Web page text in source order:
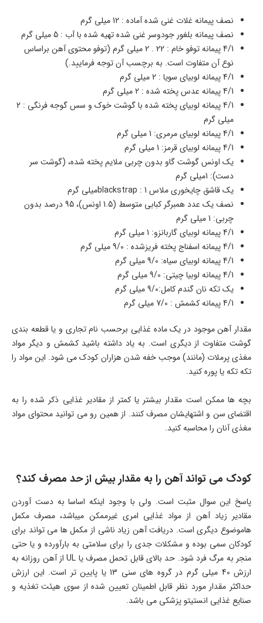
نصف پیمانه غلات غنی شده آماده : 12 میلی گرم
نصف پیمانه بلغور جودوسر غنی شده تهیه شده با آب : 5 میلی گرم
4/1 پیمانه توفو خام : 22 . 2 میلی گرم (توفو محتوی آهن براساس
نوع آن متفاوت است. به برچسب آن توجه فرمایید.)
4/1 پیمانه لوبیای سویا : 2 میلی گرم
4/1 پیمانه عدس پخته شده : 2 میلی گرم
4/1 پیمانه لوبیای پخته شده با گوشت خوک و سس گوجه فرنگی : 2
میلی گرم
4/1 پیمانه لوبیای مرمری: 1 میلی گرم
4/1 پیمانه لوبیای قرمز: 1 میلی گرم
یک اونس گوشت گاو بدون چربی ملایم پخته شده، (گوشت سر
دست): 1میلی گرم
یک قاشق چایخوری ملاس blackstrap : 1میلی گرم
نصف یک عدد همبرگر کبابی متوسط (1.5 اونس)، 95 درصد بدون
چربی: 1 میلی گرم
4/1 پیمانه لوبیای گاربانزو: 1 میلی گرم
4/1 پیمانه اسفناج پخته فریزشده : 9/0 میلی گرم
4/1 پیمانه لوبیای سیاه: 9/0 میلی گرم
4/1 پیمانه لوبیا چیتی: 9/0 میلی گرم
یک تکه نان گندم کامل:9/0 میلی گرم
4/1 پیمانه کشمش : 7/0 میلی گرم
مقدار آهن موجود در یک ماده غذایی برحسب نام تجاری و یا قطعه بندی
گوشت متفاوت از دیگری است. به یاد داشته باشید کشمش و دیگر مواد
مغذی پرملات (مانند) موجب خفه شدن هزاران کودک می شود. این مواد را
تکه تکه یا پوره کنید.
بچه ها ممکن است مقدار بیشتر یا کمتر از مقادیر غذایی ذکر شده را به
اقتضای سن و اشتهایشان مصرف کنند. از همین رو می توانید محتوای مواد
مغذی آنان را محاسبه کنید.
کودک می تواند آهن را به مقدار بیش از حد مصرف کند؟
پاسخ این سوال مثبت است. ولی با وجود اینکه اساسا به دست آوردن
مقادیر زیاد آهن از مواد غذایی امری غیرممکن میباشد، مصرف مکمل
هاموضوع دیگری است. دریافت آهن زیاد ناشی از مکمل ها می تواند برای
کودکان سمی بوده و مشکلات جدی را برای سلامتی به بارآورده و یا حتی
منجر به مرگ فرد شود. حد بالای قابل تحمل مصرف یا UL از آهن روزانه به
ارزش 40 میلی گرم در گروه های سنی 13 یا پایین تر است. این ارزش
حداکثر مقدار مورد نظر قابل اطمینان تعیین شده از سوی هیئت تغذیه و
صنایع غذایی انستیتو پزشکی می باشد.